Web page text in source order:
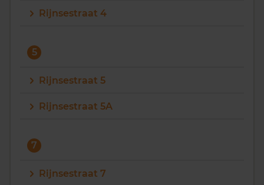
Rijnsestraat 4
5
Rijnsestraat 5
Rijnsestraat 5A
7
Rijnsestraat 7